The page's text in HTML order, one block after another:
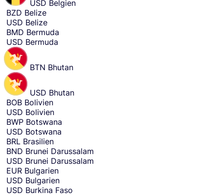
USD Belgien
BZD Belize
USD Belize
BMD Bermuda
USD Bermuda
BTN Bhutan
USD Bhutan
BOB Bolivien
USD Bolivien
BWP Botswana
USD Botswana
BRL Brasilien
BND Brunei Darussalam
USD Brunei Darussalam
EUR Bulgarien
USD Bulgarien
USD Burkina Faso